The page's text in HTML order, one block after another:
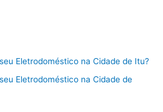
Eletrodoméstico na Cidade de Itu?
Eletrodoméstico na Cidade de